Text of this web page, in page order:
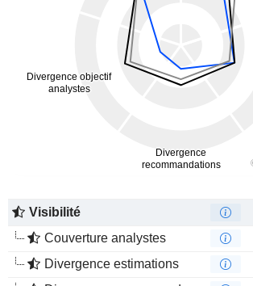
Visibilité
Couverture analystes
Divergence estimations